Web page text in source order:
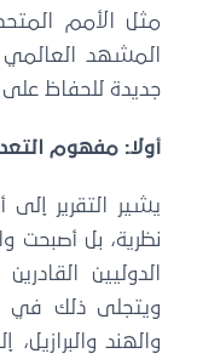
مثل الأمم
المشهد
جديدة للحفاظ على
أولًا: مفهوم
يشير التقرير إلى
نظرية، بل أصبحت
الدوليين
ويتجلى ذلك في
والهند